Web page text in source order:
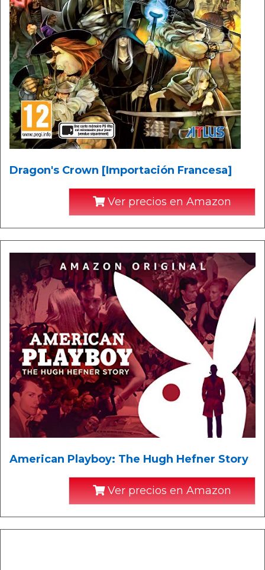
Dragon's Crown [Importación Francesa]
Ver precios en Amazon
American Playboy: The Hugh Hefner Story
Ver precios en Amazon